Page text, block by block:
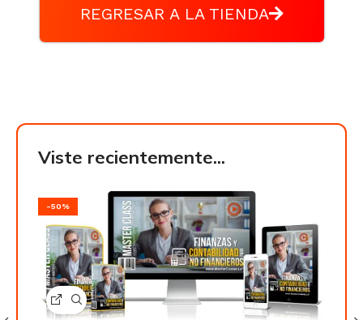
REGRESAR A LA TIENDA
Viste recientemente...
-50%